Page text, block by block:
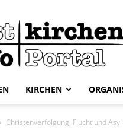
ostkirchen.info
KIRCHEN
Christenverfolgung, Flucht und Asyl